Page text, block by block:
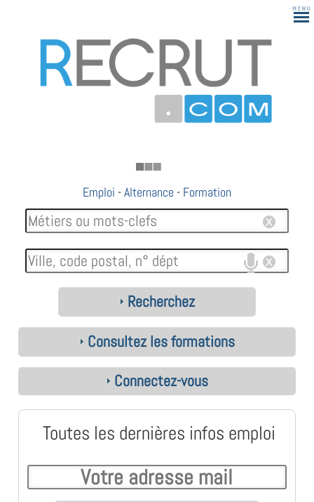
183
Emploi -Alternance - Formation
Recherchez
Consultez les formations
Connectez-vous
Toutes les dernières infos emploi